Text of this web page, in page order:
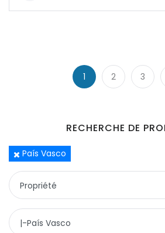
1 2 3
RECHERCHE DE
País Vasco
Propriété
|-País Vasco